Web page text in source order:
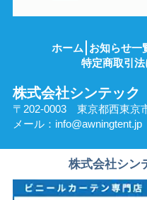
ホーム お知らせ一
特定商取引
株式会社シンテック
〒202-0003 東京都西東京
メール： info@awningtent.jp
株式会社シ